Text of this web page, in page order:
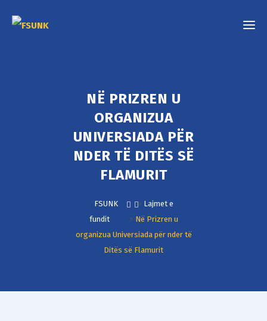
NË PRIZREN U
ORGANIZUA
UNIVERSIADA PËR
NDER TË DITËS SË
FLAMURIT
FSUNK > Lajmet e
fundit
> Në Prizren u
organizua Universiada për nder të
Ditës së Flamurit